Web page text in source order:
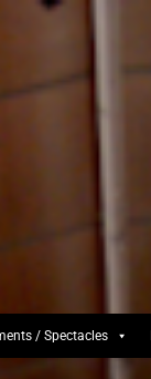
/ Spectacles